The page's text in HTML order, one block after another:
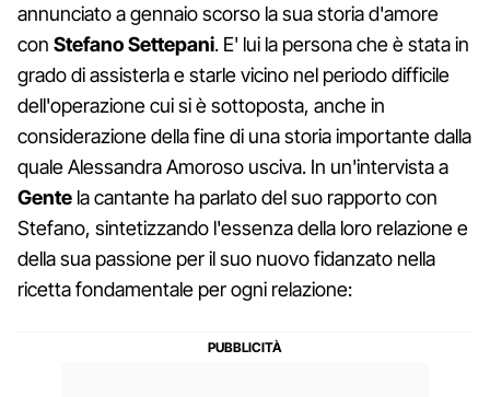
annunciato a gennaio scorso la sua storia d'amore
con Stefano Settepani. E' lui la persona che è stata in
grado di assisterla e starle vicino nel periodo difficile
dell'operazione cui si è sottoposta, anche in
considerazione della fine di una storia importante dalla
quale Alessandra Amoroso usciva. In un'intervista a
Gente la cantante ha parlato del suo rapporto con
Stefano, sintetizzando l'essenza della loro relazione e
della sua passione per il suo nuovo fidanzato nella
ricetta fondamentale per ogni relazione: